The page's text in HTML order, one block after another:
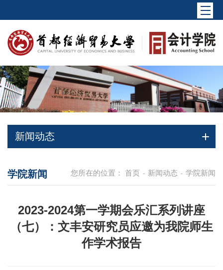
新闻动态
您所在的位置： 首页 - 新闻动态 - 学院新闻
学院新闻
2023-2024第一学期会乐汇系列讲座
（七）：文丰安研究员应邀为我院师生
作学术报告